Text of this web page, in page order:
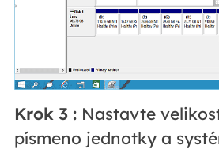
Krok 3 :Nastavte
písmeno jednotky a